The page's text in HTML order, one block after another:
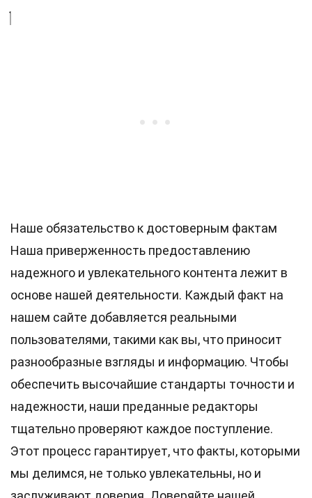
Наше обязательство к достоверным фактам
Наша приверженность предоставлению
надежного и увлекательного контента лежит в
основе нашей деятельности. Каждый факт на
нашем сайте добавляется реальными
пользователями, такими как вы, что приносит
разнообразные взгляды и информацию. Чтобы
обеспечить высочайшие стандарты точности и
надежности, наши преданные редакторы
тщательно проверяют каждое поступление.
Этот процесс гарантирует, что факты, которыми
мы делимся, не только увлекательны, но и